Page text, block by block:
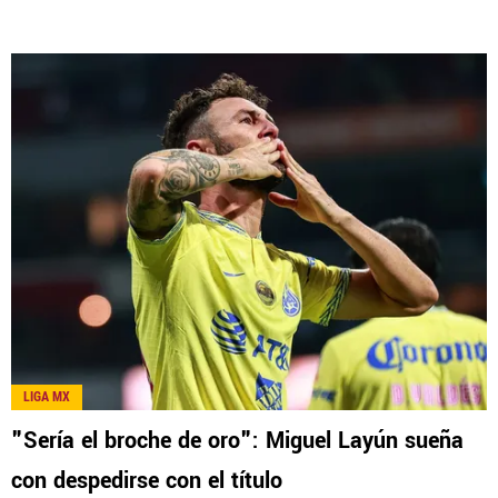
LIGA MX
"Sería el broche de oro": Miguel Layún sueña
con despedirse con el título